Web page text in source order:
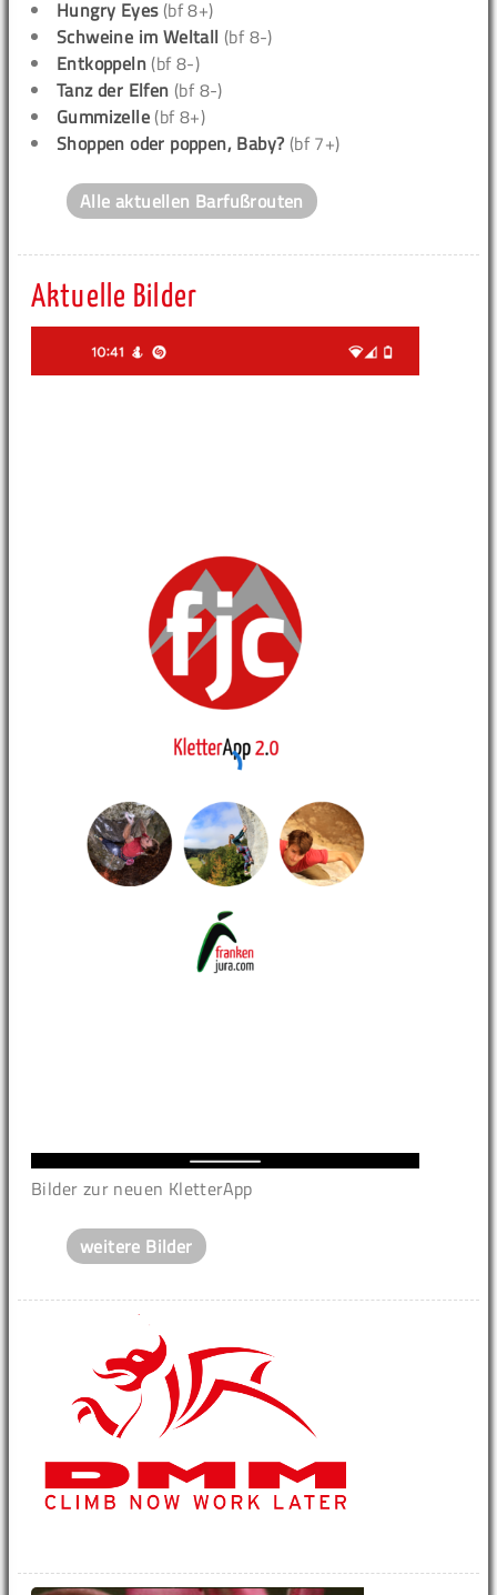
Hungry Eyes(bf 8+)
Schweine im Weltall (bf 8-)
Entkoppeln (bf 8-)
Tanz der Elfen (bf 8-)
Gummizelle (bf 8+)
Shoppen oder poppen, Baby? (bf 7+)
Alle aktuellen Barfußrouten
Aktuelle Bilder
Bilder zur neuen KletterApp
weitere Bilder